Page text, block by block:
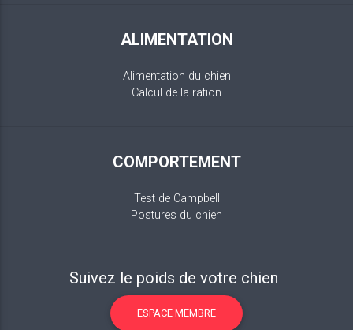
ALIMENTATION
Alimentation du chien
Calcul de la ration
COMPORTEMENT
Test de Campbell
Postures du chien
Suivez le poids de votre chien
ESPACE MEMBRE